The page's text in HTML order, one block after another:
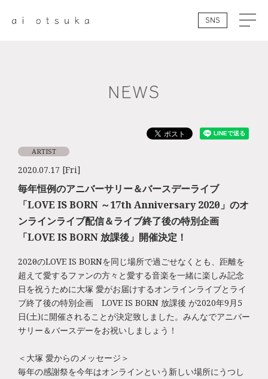
SNS
NEWS
2020.07.17 [Fri]
ARTIST
毎年恒例のアニバーサリー＆バースデーライブ
「LOVE IS BORN ～17th Anniversary 2020～」のオ
ンラインライブ配信＆ライブ終了後の特別企画
「LOVE IS BORN 放課後」開催決定！
2020年のLOVE IS BORNを同じ場所で過ごせなくとも、距離を
超えて愛するファンの方々と愛する音楽を一緒に楽しみ記念
日を祝うために大塚 愛がお届けするオンラインライブとライ
ブ終了後の特別企画 LOVE IS BORN 放課後 が2020年9月5
日(土)に開催されることが決定致しました。みんなでアニバー
サリー＆バースデーをお祝いしましょう！
＜大塚 愛からのメッセージ＞
毎年の感謝祭を今年はオンラインという新しい場所にうつし